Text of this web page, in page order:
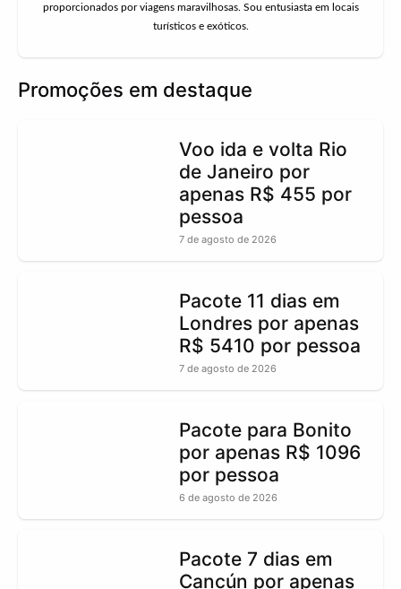
proporcionados por viagens maravilhosas. Sou entusiasta em locais
turísticos e exóticos.
Promoções em destaque
Voo ida e volta Rio
de Janeiro por
apenas R$ 455 por
pessoa
7 de agosto de 2026
Pacote 11 dias em
Londres por apenas
R$ 5410 por pessoa
7 de agosto de 2026
Pacote para Bonito
por apenas R$ 1096
por pessoa
6 de agosto de 2026
Pacote 7 dias em
Cancún por apenas